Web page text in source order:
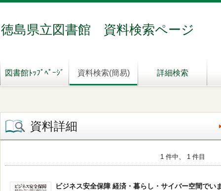
徳島県立図書館 資料検索ページ
図書館ﾄｯﾌﾟﾍﾟｰｼﾞ 資料検索(簡易) 詳細検索
資料詳細
1 件中、 1 件目
ビジネス安全保障 経済・暮らし・サイバー空間でい